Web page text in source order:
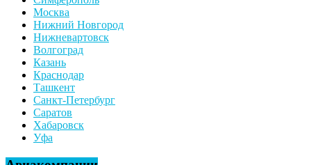
Москва
Нижний Новгород
Нижневартовск
Волгоград
Казань
Краснодар
Ташкент
Санкт-Петербург
Саратов
Хабаровск
Уфа